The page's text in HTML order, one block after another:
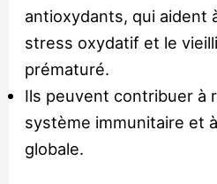
antioxydants, qui aident
stress oxydatif et le
prématuré.
Ils peuvent contribuer à
système immunitaire et
globale.